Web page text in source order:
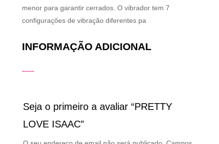
menor para garantir cerrados. O vibrador tem 7
configurações de vibração diferentes pa
INFORMAÇÃO ADICIONAL
Seja o primeiro a avaliar “PRETTY
LOVE ISAAC”